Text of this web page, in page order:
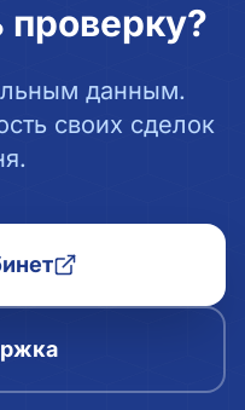
проверку?
данным.
своих сделок